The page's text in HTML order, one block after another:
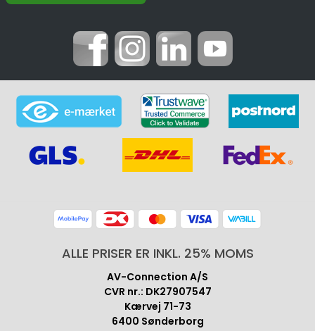
ALLE PRISER ER INKL. 25% MOMS
AV-Connection A/S
CVR nr.: DK27907547
Kærvej 71-73
6400 Sønderborg